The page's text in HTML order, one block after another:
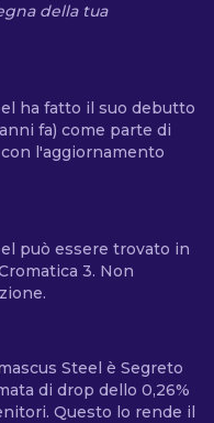
della tua
ha fatto il suo debutto
fa) come parte di
l'aggiornamento
può essere trovato in
3. Non
Steel è Segreto
di drop dello 0,26%
Questo lo rende il